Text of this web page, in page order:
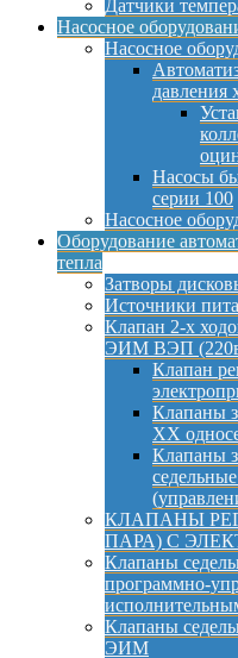
Датчики
Насосное
Насосное
давления
Насосы
серии 100
Насосное
Оборудование
тепла
Затворы
Источники
Клапан 2-х
ЭИМ ВЭП
Клапан
Клапаны
ХХ
Клапаны
КЛАПАНЫ
ПАРА) С
Клапаны
программно-
Клапаны
ЭИМ